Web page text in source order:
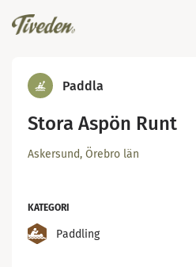
Paddla
Stora Aspön Runt
Askersund, Örebro län
KATEGORI
Paddling
Paddla i Norra Vätterns
Larsson